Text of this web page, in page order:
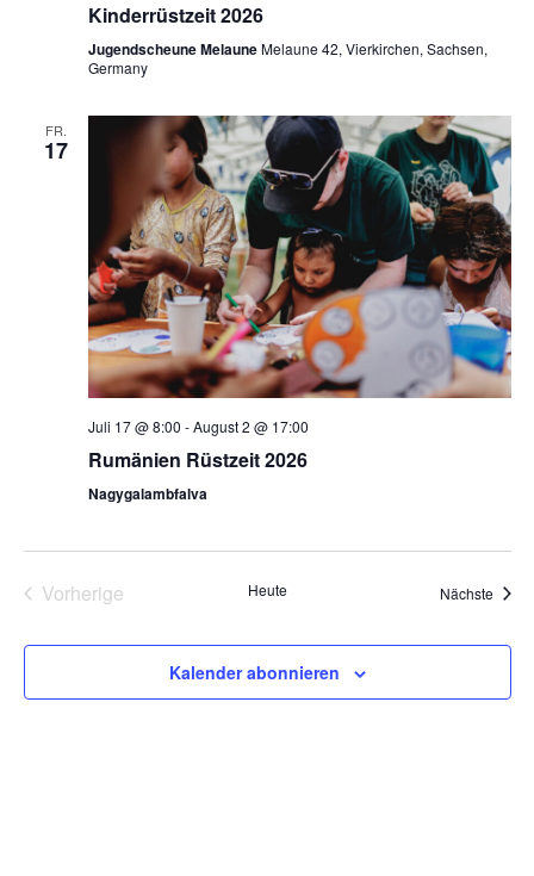
Kinderrüstzeit 2026
Jugendscheune MelauneMelaune 42, Vierkirchen, Sachsen,
Germany
FR.
17
Juli 17 @ 8:00 -August 2 @ 17:00
Rumänien Rüstzeit 2026
Nagygalambfalva
VorherigeVeranstaltungenHeute Nächste
Kalender abonnieren